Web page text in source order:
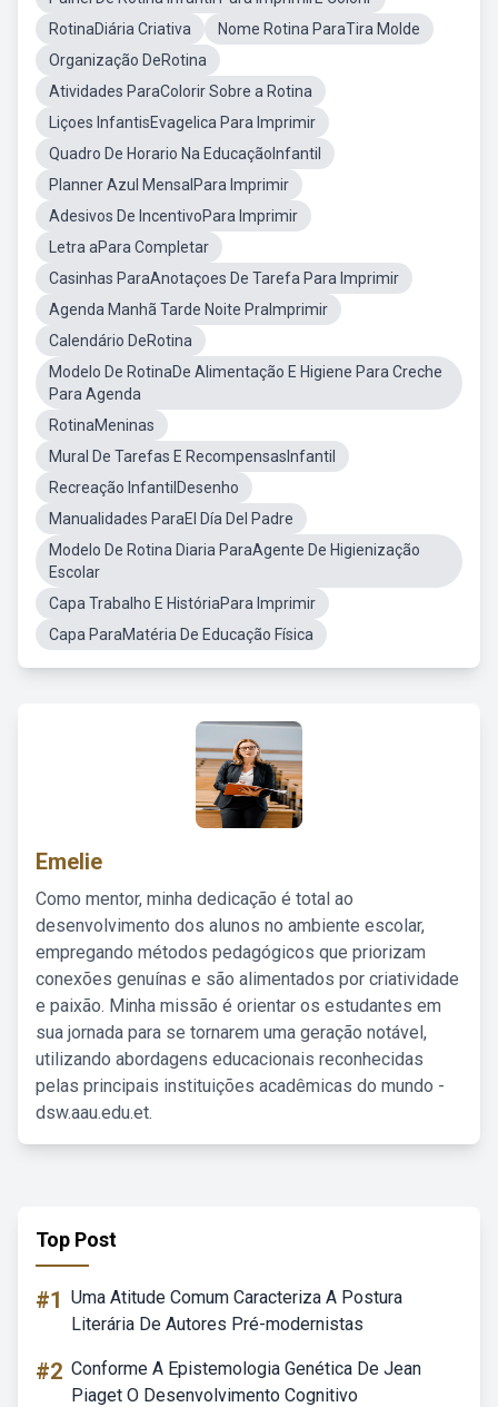
RotinaDiária Criativa
Nome Rotina ParaTira Molde
Organização DeRotina
Atividades ParaColorir Sobre a Rotina
Liçoes InfantisEvagelica Para Imprimir
Quadro De Horario Na EducaçãoInfantil
Planner Azul MensalPara Imprimir
Adesivos De IncentivoPara Imprimir
Letra aPara Completar
Casinhas ParaAnotaçoes De Tarefa Para Imprimir
Agenda Manhã Tarde Noite PraImprimir
Calendário DeRotina
Modelo De RotinaDe Alimentação E Higiene Para Creche
Para Agenda
RotinaMeninas
Mural De Tarefas E RecompensasInfantil
Recreação InfantilDesenho
Manualidades ParaEl Día Del Padre
Modelo De Rotina Diaria ParaAgente De Higienização
Escolar
Capa Trabalho E HistóriaPara Imprimir
Capa ParaMatéria De Educação Física
Emelie
Como mentor, minha dedicação é total ao
desenvolvimento dos alunos no ambiente escolar,
empregando métodos pedagógicos que priorizam
conexões genuínas e são alimentados por criatividade
e paixão. Minha missão é orientar os estudantes em
sua jornada para se tornarem uma geração notável,
utilizando abordagens educacionais reconhecidas
pelas principais instituições acadêmicas do mundo -
dsw.aau.edu.et.
Top Post
#1 Uma Atitude Comum Caracteriza A Postura
Literária De Autores Pré-modernistas
#2 Conforme A Epistemologia Genética De Jean
Piaget O Desenvolvimento Cognitivo